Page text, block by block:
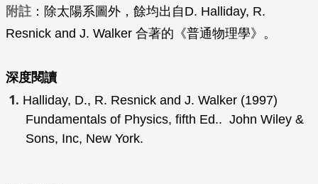
附註 ：除太陽系圖外，餘均出自D. Halliday, R.
Resnick and J. Walker 合著的《普通物理學》。
深度閱讀
Halliday, D., R. Resnick and J. Walker (1997)
Fundamentals of Physics, fifth Ed.. John Wiley &
Sons, Inc, New York.